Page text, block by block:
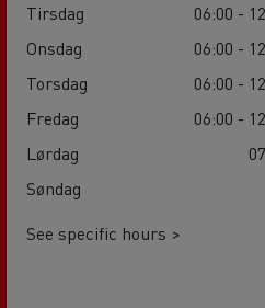
Tirsdag
06:00 -
Onsdag
06:00 -
Torsdag
06:00 -
Fredag
06:00 -
Lørdag
Søndag
See specific hours >